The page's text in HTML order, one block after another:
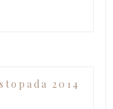
2014